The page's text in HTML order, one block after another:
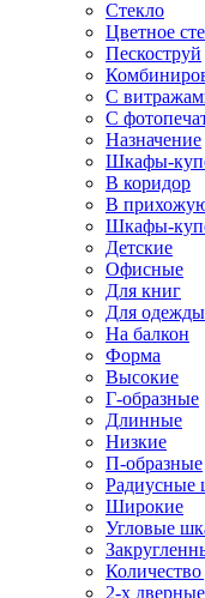
Стекло
Цветное
Пескоструй
С
С
Назначение
Шкафы-
В коридор
В
Шкафы-
Детские
Офисные
Для книг
Для одежды
На балкон
Форма
Высокие
Г-образные
Длинные
Низкие
П-образные
Радиусные
Широкие
Угловые
Количество
2-х дверные